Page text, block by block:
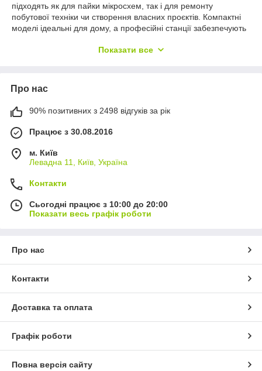
підходять як для пайки мікросхем, так і для ремонту
побутової техніки чи створення власних проєктів. Компактні
моделі ідеальні для дому, а професійні станції забезпечують
Швидкість і стабільність
Ергономічність– комфорт навіть під час тривалої
майстрів.
Довговічність– якісні матеріали та надійний захист.
Показати все
Про нас
90% позитивних з 2498 відгуків за рік
Працює з 30.08.2016
м. Київ
Левадна 11, Київ, Україна
Контакти
Сьогодні працює з 10:00 до 20:00
Показати весь графік роботи
Про нас
Контакти
Доставка та оплата
Графік роботи
Повна версія сайту